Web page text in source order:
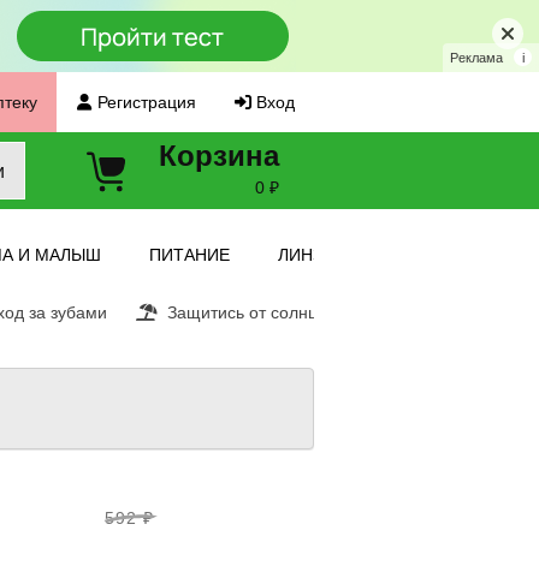
Реклама i
Регистрация Вход
Корзина
0 ₽
И МАЛЫШ ПИТАНИЕ ЛИНЗЫ
за зубами Защитись от солнца
592 ₽